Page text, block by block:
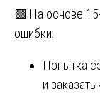
🟩 На основе
ошибки:
Попытка
и